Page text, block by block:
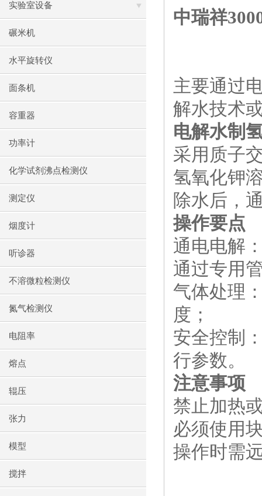
实验室设备
碾米机
水平旋转仪
面条机
容重器
功率计
化学试剂沸点检测仪
测定仪
烟度计
听诊器
不溶微粒检测仪
氮气检测仪
电阻率
熔点
辊压
张力
模型
搅拌
中瑞祥
主要通过
解水技术
电解水制
采用质子
氢氧化钾
除水后，
操作要点
通电电解
通过专用
气体处理
度；
安全控制
行参数。
注意事项
禁止加热
必须使用
操作时需